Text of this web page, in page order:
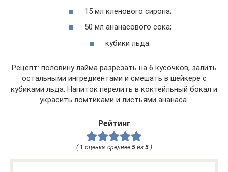
15 мл кленового сиропа;
50 мл ананасового сока;
кубики льда.
Рецепт: половину лайма разрезать на 6 кусочков, залить
остальными ингредиентами и смешать в шейкере с
кубиками льда. Напиток перелить в коктейльный бокал и
украсить ломтиками и листьями ананаса.
Рейтинг
( 1 оценка, среднее 5из 5)